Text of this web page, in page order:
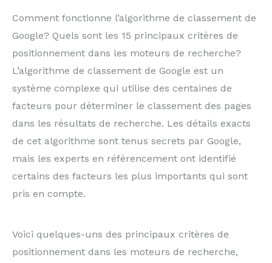
Comment fonctionne l’algorithme de classement de
Google? Quels sont les 15 principaux critères de
positionnement dans les moteurs de recherche?
L’algorithme de classement de Google est un
système complexe qui utilise des centaines de
facteurs pour déterminer le classement des pages
dans les résultats de recherche. Les détails exacts
de cet algorithme sont tenus secrets par Google,
mais les experts en référencement ont identifié
certains des facteurs les plus importants qui sont
pris en compte.
Voici quelques-uns des principaux critères de
positionnement dans les moteurs de recherche,